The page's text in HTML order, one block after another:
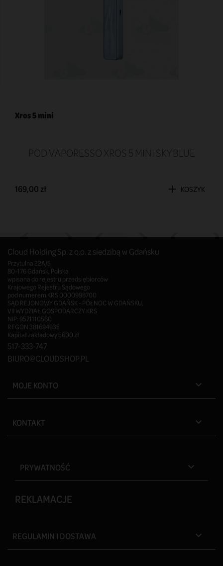
Xros 5 mini
POD VAPORESSO XROS 5 MINI SKY BLUE
169,00 zł KOSZYK
Cloud Holding Sp. z o.o. z siedzibą w Gdańsku
Przytulna 22A/5
80-176 Gdańsk, Polska
wpisana do rejestru przedsiębiorców
Krajowego Rejestru Sądowego
pod numerem KRS 0000998700
SĄD REJONOWY GDAŃSK - PÓŁNOC W GDAŃSKU,
VII WYDZIAŁ GOSPODARCZY KRS
NIP: 9571110560
REGON 381694935
Kapitał zakładowy 5600 zł
517-333-747
BIURO@CLOUDSHOP.PL
MOJE KONTO 
KONTAKT 
PRYWATNOŚĆ 
REKLAMACJE
REGULAMIN I DOSTAWA 